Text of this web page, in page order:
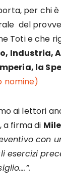
per chi
del
Toti e che
Industria,
la
nomine)
ai lettori
a firma di
con
esercizi